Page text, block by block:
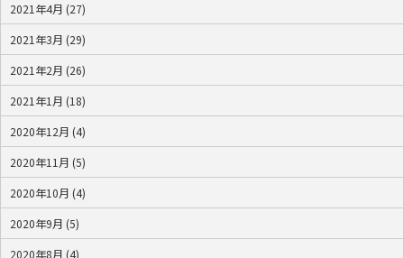
2021年4月 (27)
2021年3月 (29)
2021年2月 (26)
2021年1月 (18)
2020年12月 (4)
2020年11月 (5)
2020年10月 (4)
2020年9月 (5)
2020年8月 (4)